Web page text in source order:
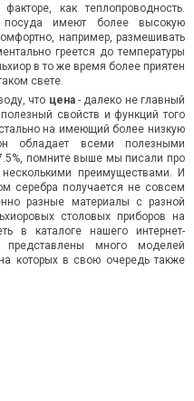
как теплопроводность.
имеют более высокую
например, размешивать
греется до температуры
в то же время более приятен
свете.
что цена- далеко не главный
свойств и функций того
на имеющий более низкую
обладает всеми полезными
помните выше мы писали про
преимуществами. И
серебра получается не совсем
разные материалы с разной
столовых приборов на
в каталоге нашего интернет-
много моделей
которых в свою очередь также